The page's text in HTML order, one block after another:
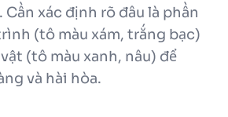
xác định rõ đâu là phần
(tô màu xám, trắng bạc)
(tô màu xanh, nâu) để
và hài hòa.